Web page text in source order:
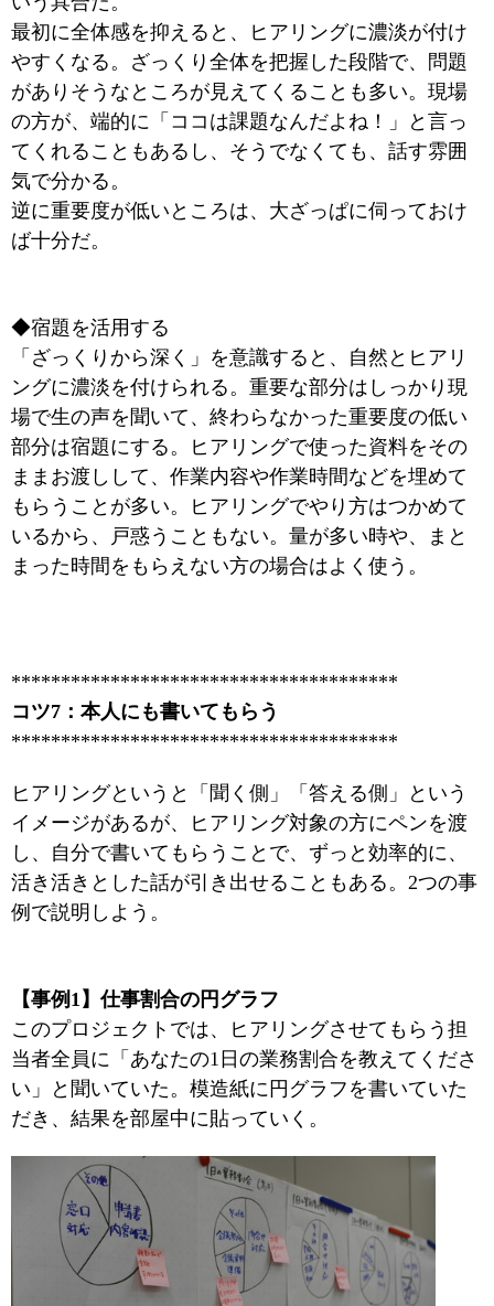
最初に全体感を抑えると、ヒアリングに濃淡が付け
やすくなる。ざっくり全体を把握した段階で、問題
がありそうなところが見えてくることも多い。現場
の方が、端的に「ココは課題なんだよね！」と言っ
てくれることもあるし、そうでなくても、話す雰囲
気で分かる。
逆に重要度が低いところは、大ざっぱに伺っておけ
ば十分だ。
◆宿題を活用する
「ざっくりから深く」を意識すると、自然とヒアリ
ングに濃淡を付けられる。重要な部分はしっかり現
場で生の声を聞いて、終わらなかった重要度の低い
部分は宿題にする。ヒアリングで使った資料をその
ままお渡しして、作業内容や作業時間などを埋めて
もらうことが多い。ヒアリングでやり方はつかめて
いるから、戸惑うこともない。量が多い時や、まと
まった時間をもらえない方の場合はよく使う。
***************************************
コツ7：本人にも書いてもらう
***************************************
ヒアリングというと「聞く側」「答える側」という
イメージがあるが、ヒアリング対象の方にペンを渡
し、自分で書いてもらうことで、ずっと効率的に、
活き活きとした話が引き出せることもある。2つの事
例で説明しよう。
【事例1】仕事割合の円グラフ
このプロジェクトでは、ヒアリングさせてもらう担
当者全員に「あなたの1日の業務割合を教えてくださ
い」と聞いていた。模造紙に円グラフを書いていた
だき、結果を部屋中に貼っていく。